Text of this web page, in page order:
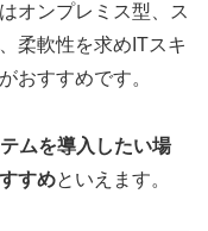
オンプレミス型、ス
柔軟性を求めITスキ
おすすめです。
ムを導入したい場
すめといえます。